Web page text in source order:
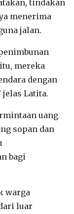
tindakan
menerima
jalan.
mereka
dengan
jelas Latita.
uang
sopan dan
bagi
warga
luar